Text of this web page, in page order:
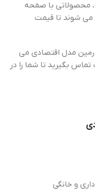
با صفحه
می شوند تا قیمت
مدل اقتصادی می
بگیرید تا شما را در
و خانگی